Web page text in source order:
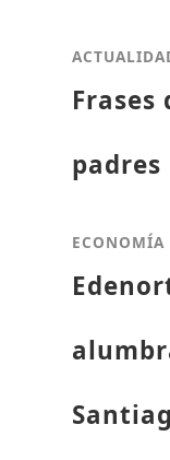
Frases
ECONOMÍA